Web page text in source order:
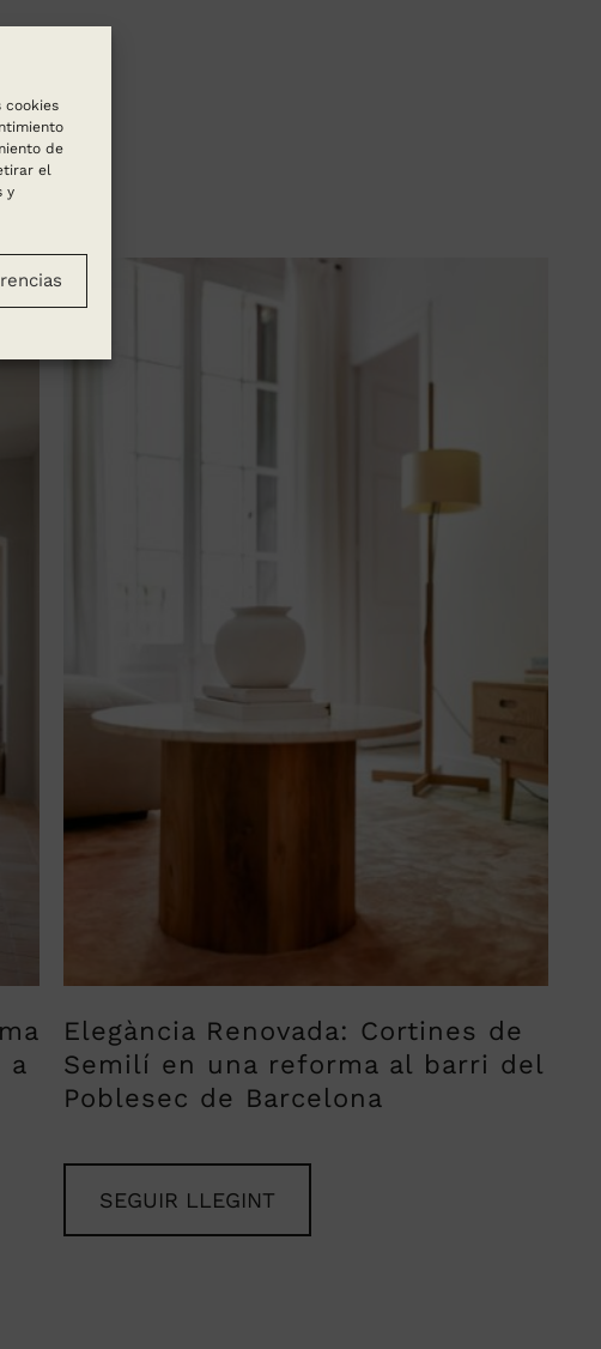
cookies
de
el
y
a
Elegància Renovada: Cortines de
Semilí en una reforma al barri del
Poblesec de Barcelona
SEGUIR LLEGINT